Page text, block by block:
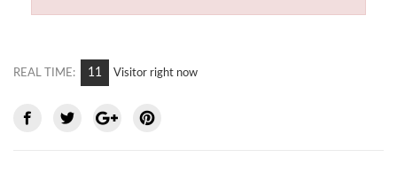
REAL TIME: 5 Visitor right now